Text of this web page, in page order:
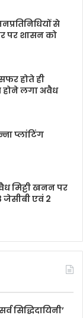
से
पर शासन को
होते ही
लगा अवैध
प्लांटिंग
मिट्टी खनन पर
जेसीबी एवं 2
सिद्धिदायिनी’